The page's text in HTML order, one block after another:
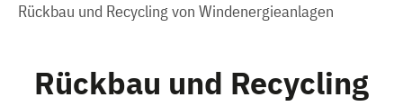
Rückbau und Recycling von Windenergieanlagen
Rückbau und Recycling